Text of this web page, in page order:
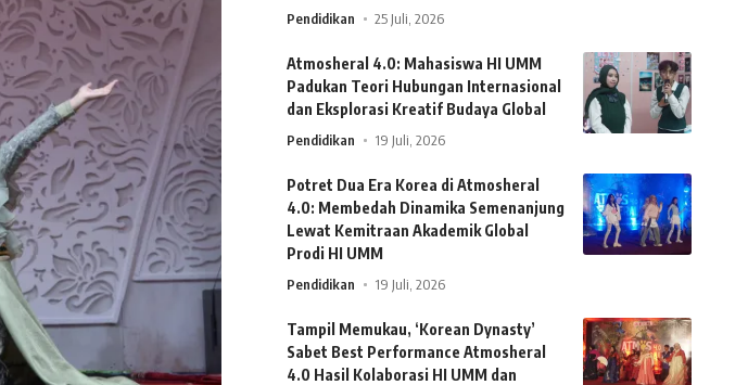
Pendidikan 25 Juli, 2026
Atmosheral 4.0: Mahasiswa HI UMM
Padukan Teori Hubungan Internasional
dan Eksplorasi Kreatif Budaya Global
Pendidikan 19 Juli, 2026
Potret Dua Era Korea di Atmosheral
4.0: Membedah Dinamika Semenanjung
Lewat Kemitraan Akademik Global
Prodi HI UMM
Pendidikan 19 Juli, 2026
Tampil Memukau, ‘Korean Dynasty’
Sabet Best Performance Atmosheral
4.0 Hasil Kolaborasi HI UMM dan